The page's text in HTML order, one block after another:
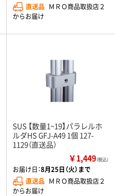
直送品 ＭＲＯ商品取扱店２
からお届け
SUS 【数量1~19】パラレルホ
ルダHS GFJ-A49 1個 127-
1129（直送品）
￥1,449（税込）
お届け日：8月25日（火）まで
直送品 ＭＲＯ商品取扱店２
からお届け